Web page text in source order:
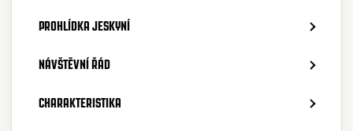
PROHLÍDKA JESKYNÍ
NÁVŠTĚVNÍ ŘÁD
CHARAKTERISTIKA